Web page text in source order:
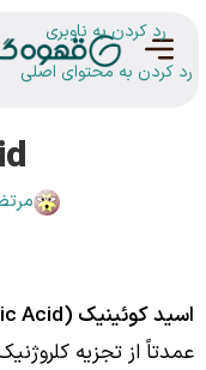
رد کردن به ناوبری
رد کردن به محتوای اصلی
اسید کوئینیک (Quinic Acid):
عمدتاً از تجزیه